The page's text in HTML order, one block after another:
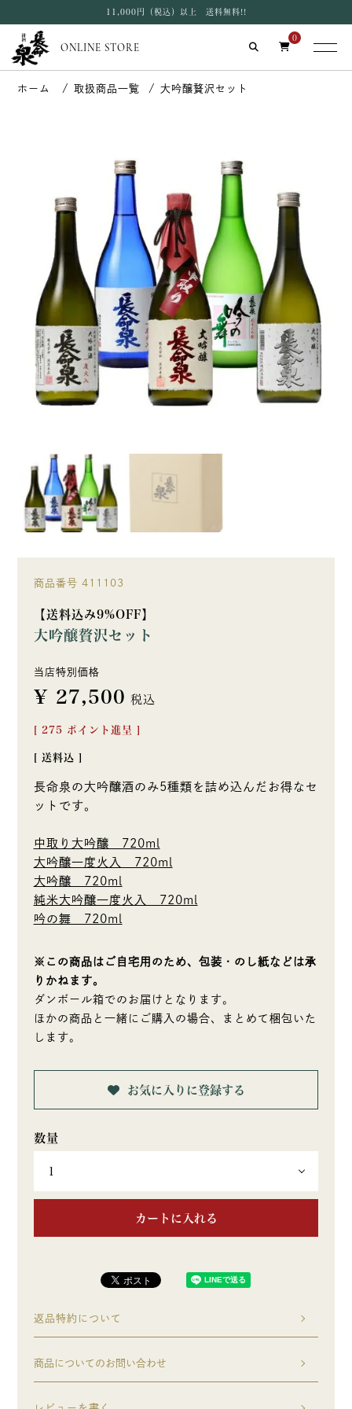
11,000円（税込）以上 送料無料!!
ONLINE STORE
0
取扱商品一覧 大吟醸贅沢セット
商品番号 411103
【送料込み9%OFF】
大吟醸贅沢セット
当店特別価格
¥ 27,500 税込
275 ポイント進呈 ]
送料込
長命泉の大吟醸酒のみ5種類を詰め込んだお得なセ
ットです。
中取り大吟醸 720ml
大吟醸一度火入 720ml
大吟醸 720ml
純米大吟醸一度火入 720ml
吟の舞 720ml
※この商品はご自宅用のため、包装・のし紙などは承
りかねます。
ダンボール箱でのお届けとなります。
ほかの商品と一緒にご購入の場合、まとめて梱包いた
します。
お気に入りに登録する
カートに入れる
返品特約について
商品についてのお問い合わせ